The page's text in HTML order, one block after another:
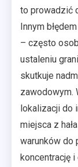
to prowadzić
Innym
– często
ustaleniu
skutkuje
zawodowym.
lokalizacji do
miejsca z
warunków do
koncentrację